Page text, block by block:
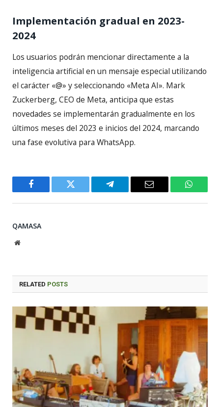
Implementación gradual en 2023-
2024
Los usuarios podrán mencionar directamente a la
inteligencia artificial en un mensaje especial utilizando
el carácter «@» y seleccionando «Meta AI». Mark
Zuckerberg, CEO de Meta, anticipa que estas
novedades se implementarán gradualmente en los
últimos meses del 2023 e inicios del 2024, marcando
una fase evolutiva para WhatsApp.
Facebook Twitter Telegram Email
QAMASA
Website
RELATED POSTS